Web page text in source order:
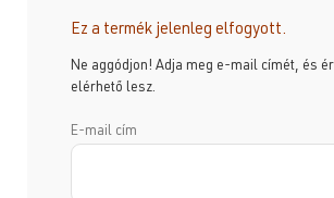
Ez a termék jelenleg elfogyott.
Ne aggódjon! Adja meg e-mail címét, és
elérhető lesz.
E-mail cím